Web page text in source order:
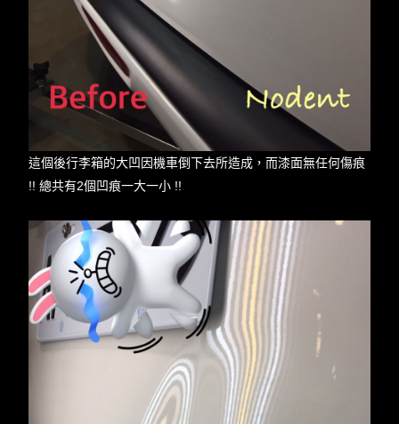
這個後行李箱的大凹因機車倒下去所造成，而漆面無任何傷痕
!! 總共有2個凹痕一大一小 !!